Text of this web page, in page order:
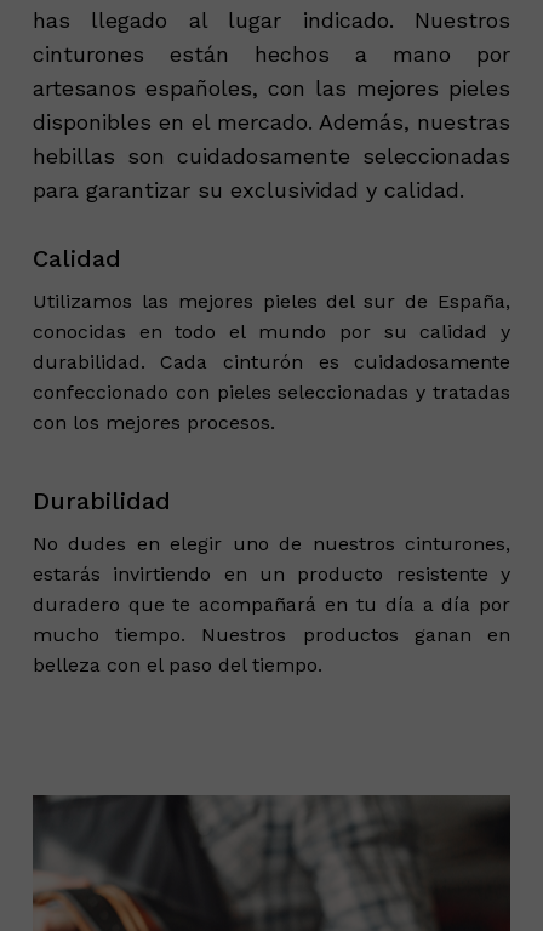
has llegado al lugar indicado. Nuestros
cinturones están hechos a mano por
artesanos españoles, con las mejores pieles
disponibles en el mercado. Además, nuestras
hebillas son cuidadosamente seleccionadas
para garantizar su exclusividad y calidad.
Calidad
Utilizamos las mejores pieles del sur de España,
conocidas en todo el mundo por su calidad y
durabilidad. Cada cinturón es cuidadosamente
confeccionado con pieles seleccionadas y tratadas
con los mejores procesos.
Durabilidad
No dudes en elegir uno de nuestros cinturones,
estarás invirtiendo en un producto resistente y
duradero que te acompañará en tu día a día por
mucho tiempo. Nuestros productos ganan en
belleza con el paso del tiempo.